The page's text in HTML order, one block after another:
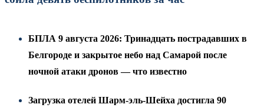
БПЛА 9 августа 2026: Тринадцать пострадавших в
Белгороде и закрытое небо над Самарой после
ночной атаки дронов — что известно
Загрузка отелей Шарм-эль-Шейха достигла 90